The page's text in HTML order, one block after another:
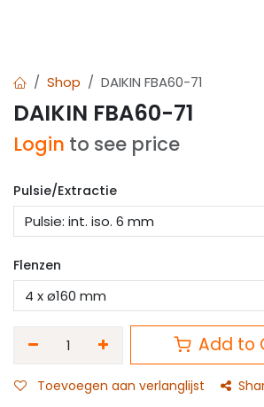
Shop DAIKIN FBA60-71
DAIKIN FBA60-71
Login to see price
Pulsie/Extractie
Flenzen
Add to
Toevoegen aan verlanglijst